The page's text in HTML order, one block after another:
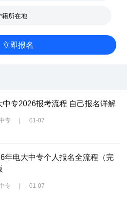
中专2026报考流程 自己报名详解
专 | 01-07
年电大中专个人报名全流程（完
专 | 01-07